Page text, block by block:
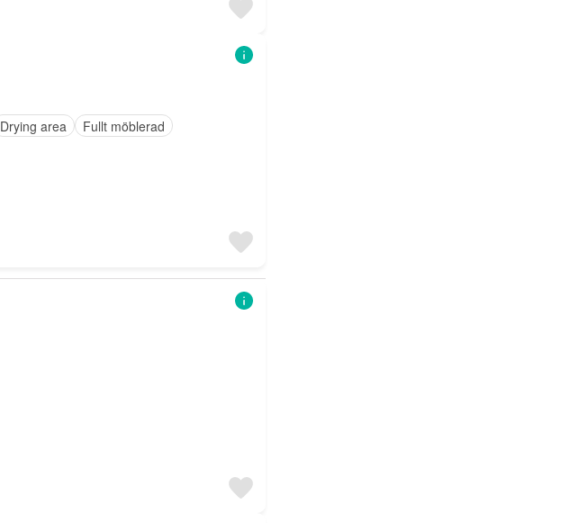
Drying area Fullt möblerad